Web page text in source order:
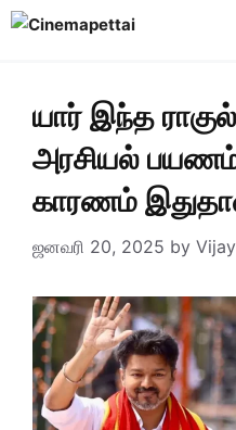
Skip
யார் இந்த
அரசியல்
காரணம்
ஜனவரி 20, 2025 by Vijay